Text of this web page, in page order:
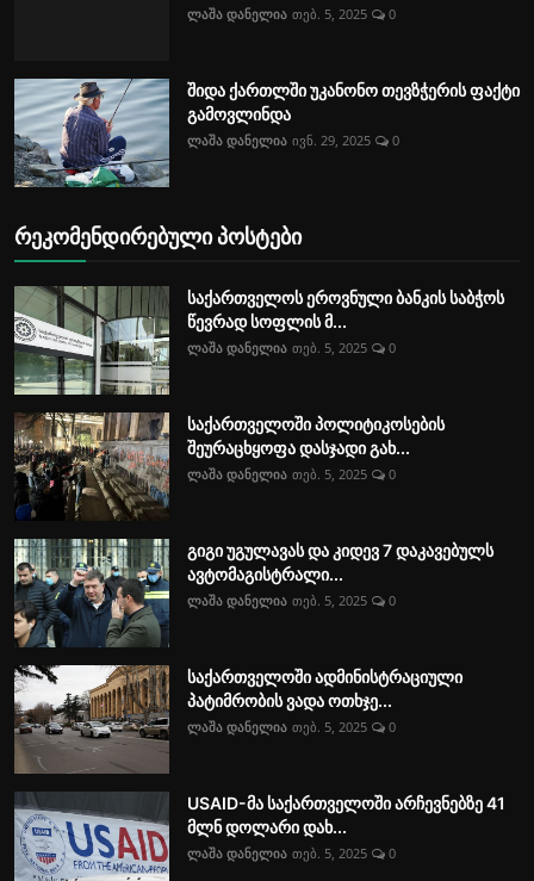
ლაშა დანელია თებ. 5, 2025 0
შიდა ქართლში უკანონო თევზჭერის ფაქტი
გამოვლინდა
ლაშა დანელია ივნ. 29, 2025 0
რეკომენდირებული პოსტები
საქართველოს ეროვნული ბანკის საბჭოს
წევრად სოფლის მ...
ლაშა დანელია თებ. 5, 2025 0
საქართველოში პოლიტიკოსების
შეურაცხყოფა დასჯადი გახ...
ლაშა დანელია თებ. 5, 2025 0
გიგი უგულავას და კიდევ 7 დაკავებულს
ავტომაგისტრალი...
ლაშა დანელია თებ. 5, 2025 0
საქართველოში ადმინისტრაციული
პატიმრობის ვადა ოთხჯე...
ლაშა დანელია თებ. 5, 2025 0
USAID-მა საქართველოში არჩევნებზე 41
მლნ დოლარი დახ...
ლაშა დანელია თებ. 5, 2025 0